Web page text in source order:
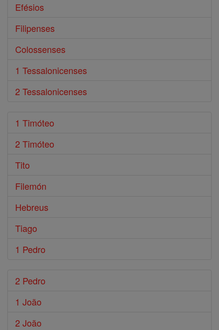
Efésios
Filipenses
Colossenses
1 Tessalonicenses
2 Tessalonicenses
1 Timóteo
2 Timóteo
Tito
Filemón
Hebreus
Tiago
1 Pedro
2 Pedro
1 João
2 João